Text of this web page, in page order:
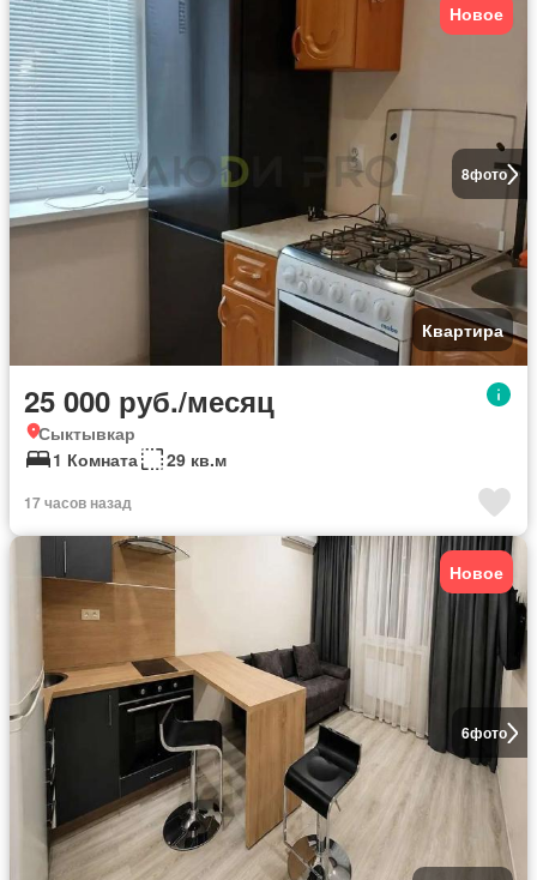
8фото
Новое
Квартира
25 000 руб./месяц
Сыктывкар
1 Комната
29 кв.м
17 часов назад
6фото
Новое